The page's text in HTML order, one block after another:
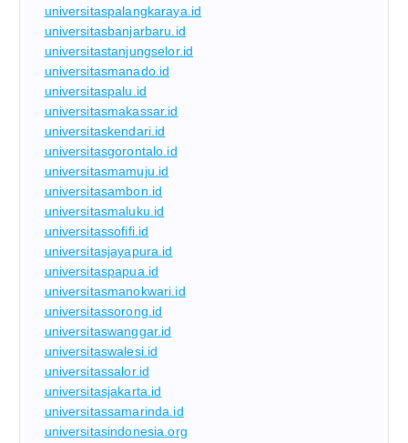
universitaspalangkaraya.id
universitasbanjarbaru.id
universitastanjungselor.id
universitasmanado.id
universitaspalu.id
universitasmakassar.id
universitaskendari.id
universitasgorontalo.id
universitasmamuju.id
universitasambon.id
universitasmaluku.id
universitassofifi.id
universitasjayapura.id
universitaspapua.id
universitasmanokwari.id
universitassorong.id
universitaswanggar.id
universitaswalesi.id
universitassalor.id
universitasjakarta.id
universitassamarinda.id
universitasindonesia.org